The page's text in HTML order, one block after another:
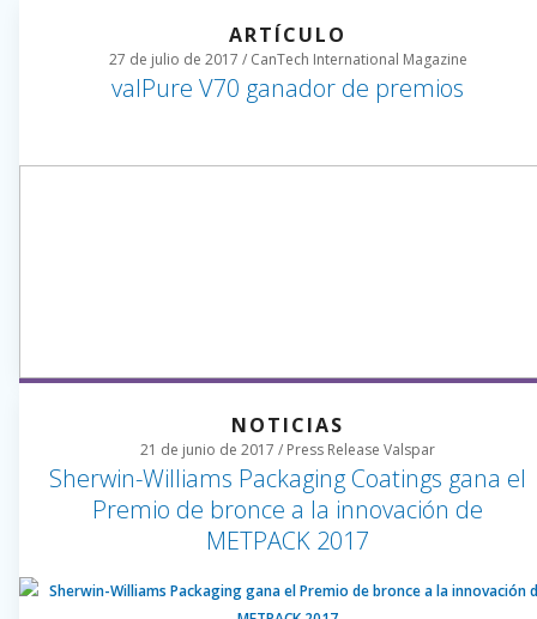
ARTÍCULO
27 de julio de 2017 / CanTech International Magazine
valPure V70 ganador de premios
NOTICIAS
21 de junio de 2017 / Press Release Valspar
Sherwin-Williams Packaging Coatings gana el
Premio de bronce a la innovación de
METPACK 2017